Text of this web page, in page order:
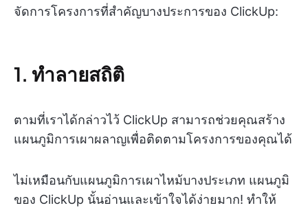
จัดการโครงการที่สำคัญบางประการของ ClickUp:
1. ทำลายสถิติ
ตามที่เราได้กล่าวไว้ ClickUp สามารถช่วยคุณสร้าง
แผนภูมิการเผาผลาญเพื่อติดตามโครงการของคุณได้
ไม่เหมือนกับแผนภูมิการเผาไหม้บางประเภท แผนภูมิ
ของ ClickUp นั้นอ่านและเข้าใจได้ง่ายมาก! ทำให้